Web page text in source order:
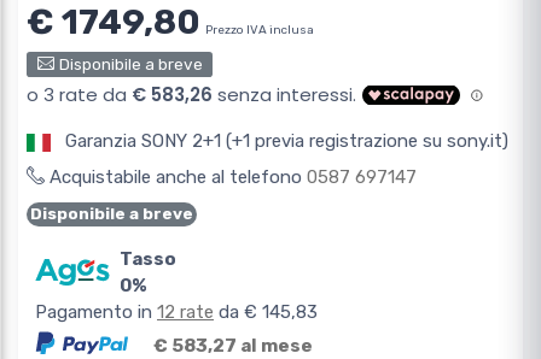
€ 1749,80 Prezzo IVA inclusa
Disponibile a breve
Garanzia SONY 2+1 (+1 previa registrazione su sony.it)
Acquistabile anche al telefono 0587 697147
Disponibile a breve
Tasso
0%
Pagamento in 12 rate da € 145,83
€ 583,27 al mese